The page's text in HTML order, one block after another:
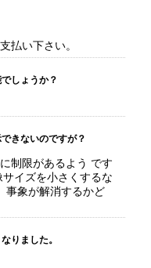
払い下さい。
しょうか？
きないのですが？
制限があるよう です
イズを小さくするな
事象が解消するかど
りました。